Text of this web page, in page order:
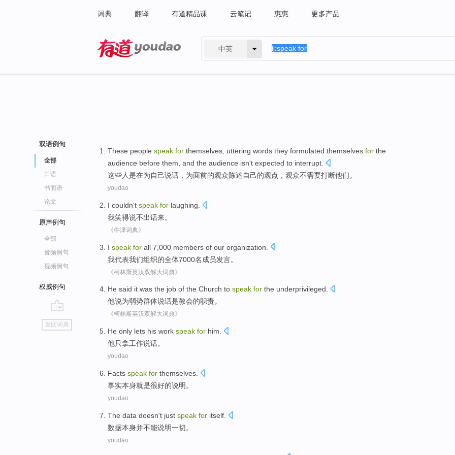
词典 翻译 有道精品课 云笔记 惠惠 更多产品
中英
双语例句
全部
口语
书面语
论文
原声例句
全部
音频例句
视频例句
权威例句
go
top
返回词典
These people speak for themselves , uttering words they formulated themselves for the
audience before them, and the audience isn't expected to interrupt
这些人是在为自己说话 ，为面前的观众陈述自己的观点，观众不需要打断他们。
youdao
I couldn't speak for laughing
我笑得说不出话来。
《牛津词典》
I speak for all 7,000 members of our organization
我代表我们组织的全体7000名成员发言。
《柯林斯英汉双解大词典》
He said it was the job of the Church to speak for the underprivileged.
他说为弱势群体说话是教会的职责。
《柯林斯英汉双解大词典》
He only lets his work speak for him.
他只拿工作说话。
youdao
Facts speak for themselves
事实本身就是很好的说明。
youdao
The data doesn't just speak for itself
数据本身并不能说明一切。
youdao